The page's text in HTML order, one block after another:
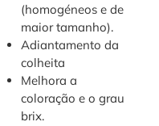
(homogéneos e de
maior tamanho).
Adiantamento da
colheita
Melhora a
coloração e o grau
brix.